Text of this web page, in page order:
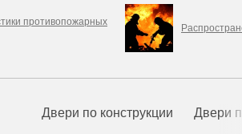
противопожарных
Двери по конструкции Двери